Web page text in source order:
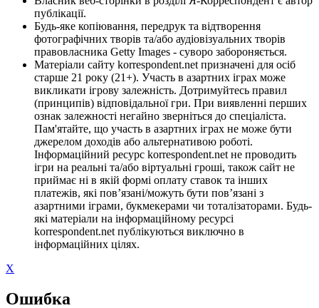
публікації.
Будь-яке копіювання, передрук та відтворення
фотографічних творів та/або аудіовізуальних творів
правовласника Getty Images - суворо забороняється.
Матеріали сайту korrespondent.net призначені для осіб
старше 21 року (21+). Участь в азартних іграх може
викликати ігрову залежність. Дотримуйтесь правил
(принципів) відповідальної гри. При виявленні перших
ознак залежності негайно зверніться до спеціаліста.
Пам'ятайте, що участь в азартних іграх не може бути
джерелом доходів або альтернативою роботі.
Інформаційний ресурс korrespondent.net не проводить
ігри на реальні та/або віртуальні гроші, також сайт не
приймає ні в якій формі оплату ставок та інших
платежів, які пов’язані/можуть бути пов’язані з
азартними іграми, букмекерами чи тоталізаторами. Будь-
які матеріали на інформаційному ресурсі
korrespondent.net публікуються виключно в
інформаційних цілях.
X
Ошибка